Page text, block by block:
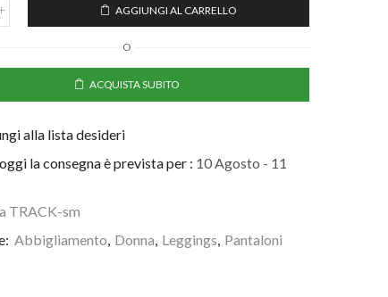
AGGIUNGI AL CARRELLO
O
ACQUISTA SUBITO
alla lista desideri
la consegna è prevista per : 10 Agosto - 11
TRACK-sm
Abbigliamento Donna Leggings Pantaloni